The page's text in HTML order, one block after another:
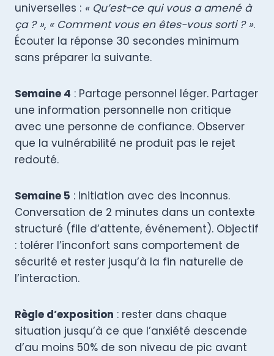
universelles : « Qu’est-ce qui vous a amené à
ça ? », « Comment vous en êtes-vous sorti ? ».
Écouter la réponse 30 secondes minimum
sans préparer la suivante.
Semaine 4 : Partage personnel léger. Partager
une information personnelle non critique
avec une personne de confiance. Observer
que la vulnérabilité ne produit pas le rejet
redouté.
Semaine 5 : Initiation avec des inconnus.
Conversation de 2 minutes dans un contexte
structuré (file d’attente, événement). Objectif
: tolérer l’inconfort sans comportement de
sécurité et rester jusqu’à la fin naturelle de
l’interaction.
Règle d’exposition : rester dans chaque
situation jusqu’à ce que l’anxiété descende
d’au moins 50% de son niveau de pic avant